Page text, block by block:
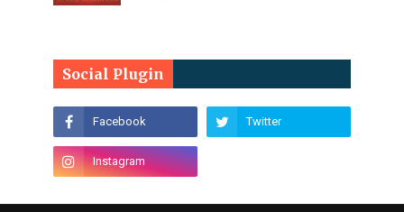
Social Plugin